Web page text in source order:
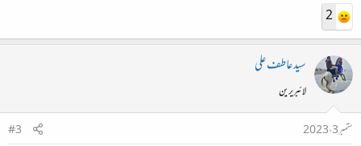
2
سید عاطف علی
لائبریرین
ستمبر 3، 2023
#3